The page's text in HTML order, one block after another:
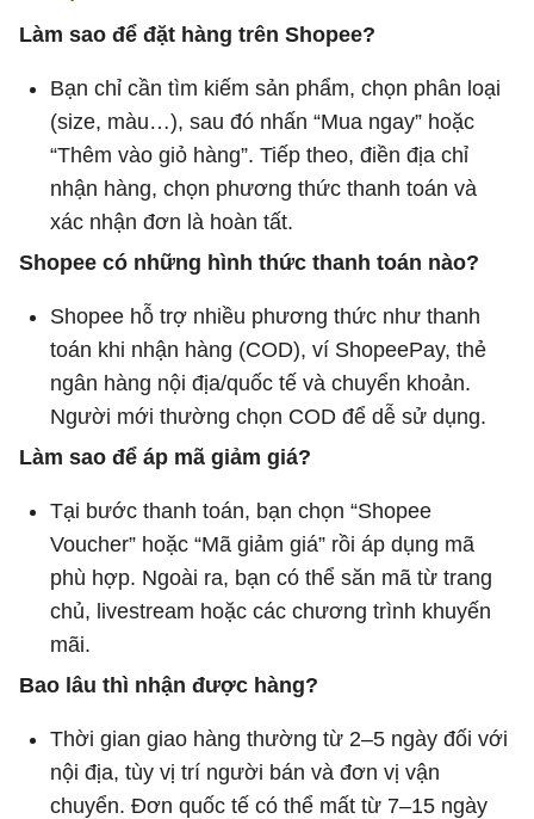
Làm sao để đặt hàng trên Shopee?
Bạn chỉ cần tìm kiếm sản phẩm, chọn phân loại
(size, màu…), sau đó nhấn “Mua ngay” hoặc
“Thêm vào giỏ hàng”. Tiếp theo, điền địa chỉ
nhận hàng, chọn phương thức thanh toán và
xác nhận đơn là hoàn tất.
Shopee có những hình thức thanh toán nào?
Shopee hỗ trợ nhiều phương thức như thanh
toán khi nhận hàng (COD), ví ShopeePay, thẻ
ngân hàng nội địa/quốc tế và chuyển khoản.
Người mới thường chọn COD để dễ sử dụng.
Làm sao để áp mã giảm giá?
Tại bước thanh toán, bạn chọn “Shopee
Voucher” hoặc “Mã giảm giá” rồi áp dụng mã
phù hợp. Ngoài ra, bạn có thể săn mã từ trang
chủ, livestream hoặc các chương trình khuyến
mãi.
Bao lâu thì nhận được hàng?
Thời gian giao hàng thường từ 2–5 ngày đối với
nội địa, tùy vị trí người bán và đơn vị vận
chuyển. Đơn quốc tế có thể mất từ 7–15 ngày